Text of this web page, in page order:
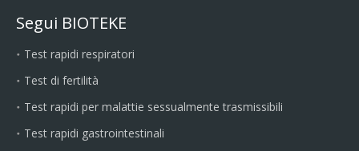
Segui BIOTEKE
Test rapidi respiratori
Test di fertilità
Test rapidi per malattie sessualmente trasmissibili
Test rapidi gastrointestinali